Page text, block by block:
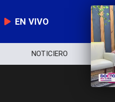
EN VIVO
NOTICIERO